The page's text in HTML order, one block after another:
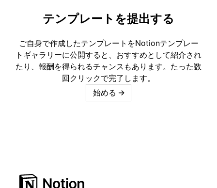
テンプレートを提出する
ご自身で作成したテンプレートをNotionテンプレー
トギャラリーに公開すると、おすすめとして紹介され
たり、報酬を得られるチャンスもあります。たった数
回クリックで完了します。
始める →